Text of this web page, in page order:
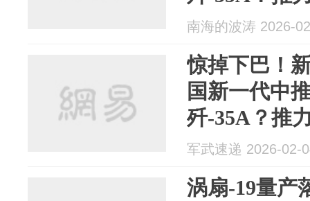
南海的波涛 2026-
惊掉下巴！
国新一代中
歼-35A？推
军武速递 2026-02-
涡扇-19量产